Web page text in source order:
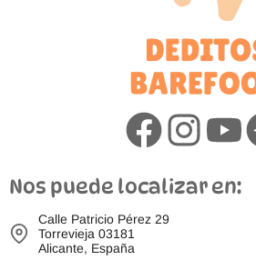
Nos puede localizar en:
Calle Patricio Pérez 29
Torrevieja 03181
Alicante, España